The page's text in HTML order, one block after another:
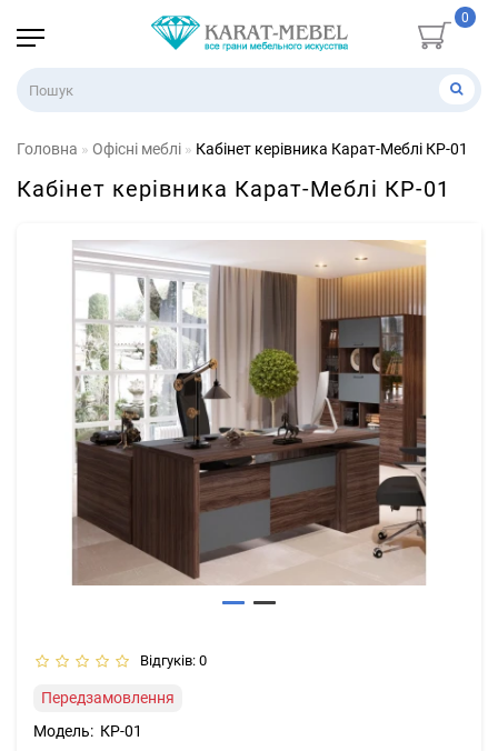
0
Головна Офісні меблі Кабінет керівника Карат-Меблі КР-01
Кабінет керівника Карат-Меблі КР-01
Відгуків: 0
Передзамовлення
Модель: КР-01